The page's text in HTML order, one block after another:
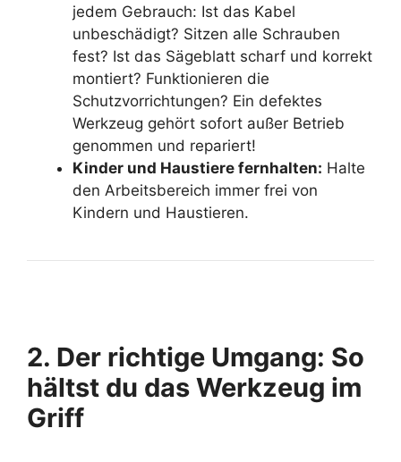
jedem Gebrauch: Ist das Kabel
unbeschädigt? Sitzen alle Schrauben
fest? Ist das Sägeblatt scharf und korrekt
montiert? Funktionieren die
Schutzvorrichtungen? Ein defektes
Werkzeug gehört sofort außer Betrieb
genommen und repariert!
Kinder und Haustiere fernhalten: Halte
den Arbeitsbereich immer frei von
Kindern und Haustieren.
2. Der richtige Umgang: So
hältst du das Werkzeug im
Griff